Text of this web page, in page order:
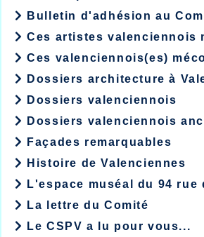
Bulletin d'adhésion au
Ces artistes valenciennois
Ces valenciennois(es)
Dossiers architecture à
Dossiers valenciennois
Dossiers valenciennois
Façades remarquables
Histoire de Valenciennes
L'espace muséal du 94 rue
La lettre du Comité
Le CSPV a lu pour vous...